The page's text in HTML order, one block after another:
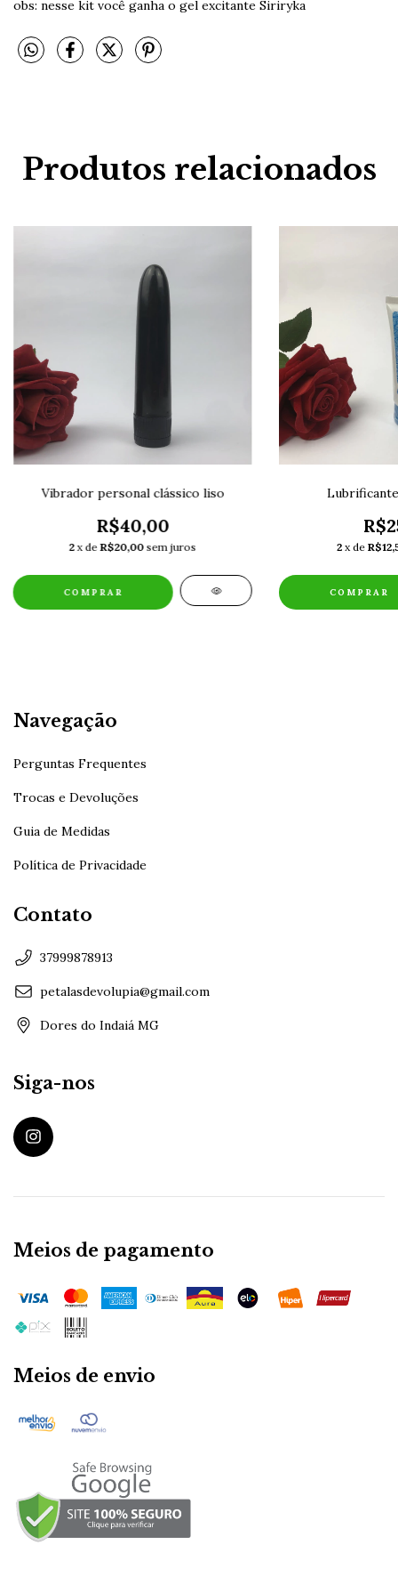
obs: nesse kit você ganha o gel excitante Siriryka
Produtos relacionados
Vibrador personal clássico liso
R$40,00
2 x deR$20,00 sem juros 2 x de
Navegação
Perguntas Frequentes
Trocas e Devoluções
Guia de Medidas
Política de Privacidade
Contato
37999878913
petalasdevolupia@gmail.com
Dores do Indaiá MG
Siga-nos
Meios de pagamento
Meios de envio